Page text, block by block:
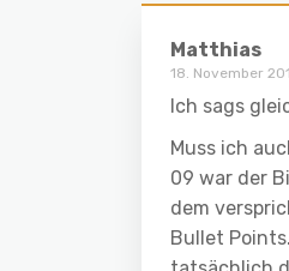
Matthias
18. November
Ich sags
Muss ich
09 war der
dem
Bullet